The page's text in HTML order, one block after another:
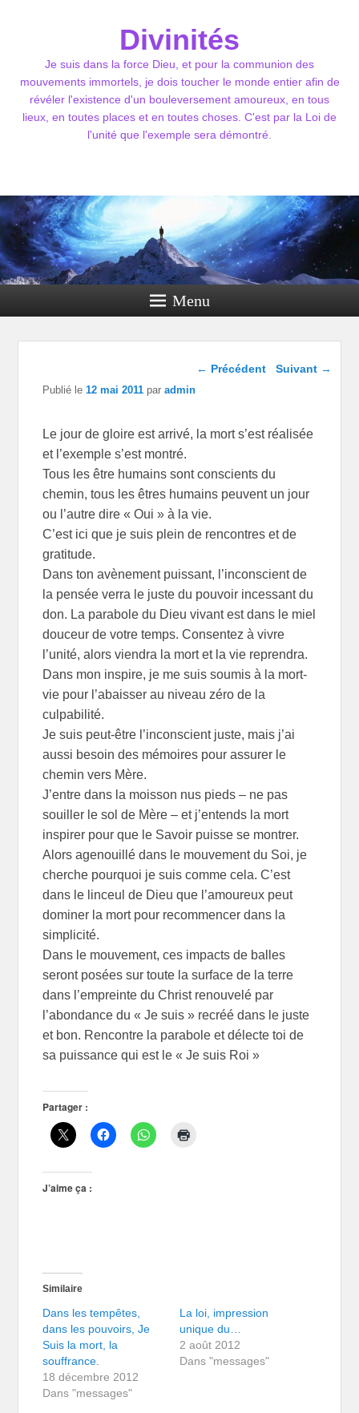
Divinités
Je suis dans la force Dieu, et pour la communion des
mouvements immortels, je dois toucher le monde entier afin de
révéler l'existence d'un bouleversement amoureux, en tous
lieux, en toutes places et en toutes choses. C'est par la Loi de
l'unité que l'exemple sera démontré.
Menu
Navigation dans les
← Précédent Suivant →
Publié le12 mai 2011 paradmin
Le jour de gloire est arrivé, la mort s’est réalisée
et l’exemple s’est montré.
Tous les être humains sont conscients du
chemin, tous les êtres humains peuvent un jour
ou l’autre dire « Oui » à la vie.
C’est ici que je suis plein de rencontres et de
gratitude.
Dans ton avènement puissant, l’inconscient de
la pensée verra le juste du pouvoir incessant du
don. La parabole du Dieu vivant est dans le miel
douceur de votre temps. Consentez à vivre
l’unité, alors viendra la mort et la vie reprendra.
Dans mon inspire, je me suis soumis à la mort-
vie pour l’abaisser au niveau zéro de la
culpabilité.
Je suis peut-être l’inconscient juste, mais j’ai
aussi besoin des mémoires pour assurer le
chemin vers Mère.
J’entre dans la moisson nus pieds – ne pas
souiller le sol de Mère – et j’entends la mort
inspirer pour que le Savoir puisse se montrer.
Alors agenouillé dans le mouvement du Soi, je
cherche pourquoi je suis comme cela. C’est
dans le linceul de Dieu que l’amoureux peut
dominer la mort pour recommencer dans la
simplicité.
Dans le mouvement, ces impacts de balles
seront posées sur toute la surface de la terre
dans l’empreinte du Christ renouvelé par
l’abondance du « Je suis » recréé dans le juste
et bon. Rencontre la parabole et délecte toi de
sa puissance qui est le « Je suis Roi »
Partager :
J’aime ça :
Similaire
Dans les tempêtes,
dans les pouvoirs, Je
Suis la mort, la
souffrance.
18 décembre 2012
Dans "messages"
La loi, impression
unique du…
2 août 2012
Dans "messages"